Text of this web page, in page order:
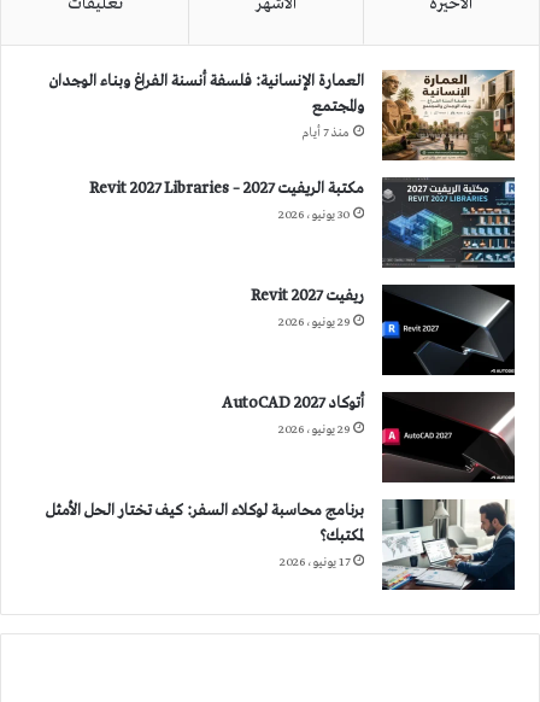
العمارة الإنسانية: فلسفة أنسنة الفراغ وبناء الوجدان
والمجتمع
منذ 7 أيام
مكتبة الريفيت 2027 – Revit 2027 Libraries
30 يونيو، 2026
ريفيت 2027 Revit
29 يونيو، 2026
أتوكاد 2027 AutoCAD
29 يونيو، 2026
برنامج محاسبة لوكلاء السفر: كيف تختار الحل الأمثل
لمكتبك؟
17 يونيو، 2026